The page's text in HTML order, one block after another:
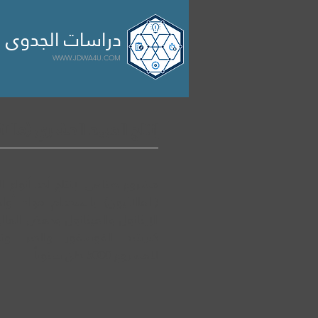

دراسات الجدوى
WWW.JDWA4U.COM